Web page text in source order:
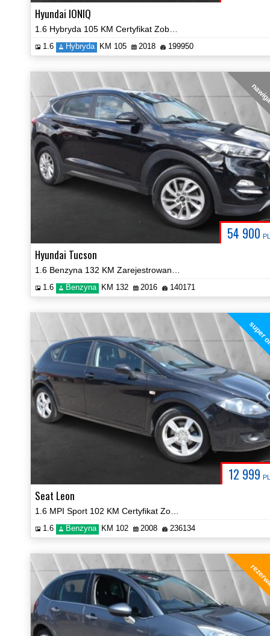
Hyundai IONIQ
1.6 Hybryda KM 105 2018 199950
54 900
Hyundai Tucson
1.6 Benzyna KM 132 2016 140171
12 999
Seat Leon
1.6 Benzyna KM 102 2008 236134